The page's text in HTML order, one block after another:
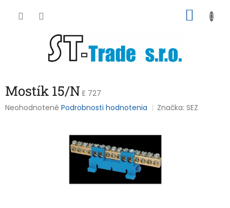
Mostík 15/N E 727
Priemerné
Neohodnotené Podrobnosti hodnotenia Značka:SEZ